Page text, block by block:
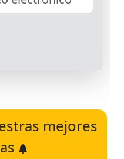
mejores